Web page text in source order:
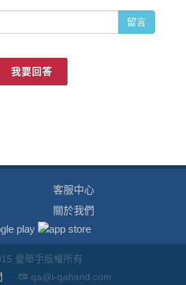
留言
我要回答
客服中心
關於我們
愛舉手版權所有
· qa@i-qahand.com